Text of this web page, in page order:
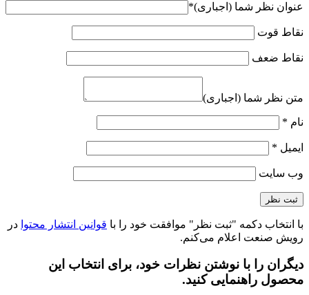
عنوان نظر شما (اجباری)*
نقاط قوت
نقاط ضعف
متن نظر شما (اجباری)
نام *
ایمیل *
وب‌ سایت
با انتخاب دکمه "ثبت نظر" موافقت خود را با قوانین انتشار محتوا در
رویش صنعت اعلام می‌کنم.
دیگران را با نوشتن نظرات خود، برای انتخاب این
محصول راهنمایی کنید.